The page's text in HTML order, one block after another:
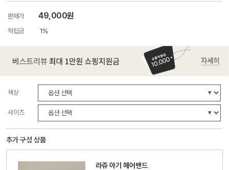
판매가 49,000원
적립금 1%
색상
사이즈
추가 구성 상품
라쥬 아기 헤어밴드